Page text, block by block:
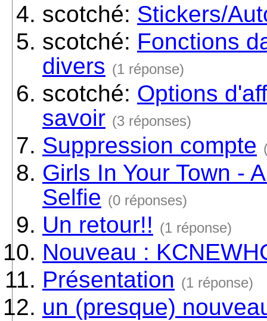
scotché: Stickers/
scotché: Fonctions
divers (1 réponse)
scotché: Options
savoir (3 réponses)
Suppression compte
Girls In Your Town -
Selfie (0 réponses)
Un retour!! (1 réponse)
Nouveau :
Présentation (1 réponse)
un (presque)